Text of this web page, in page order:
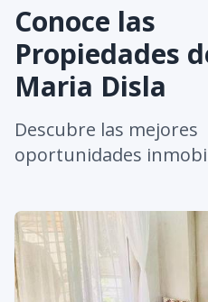
Conoce las
Propiedades
Maria Disla
Descubre las mejores
oportunidades